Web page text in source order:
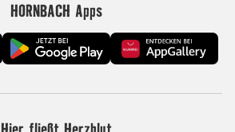
HORNBACH Apps